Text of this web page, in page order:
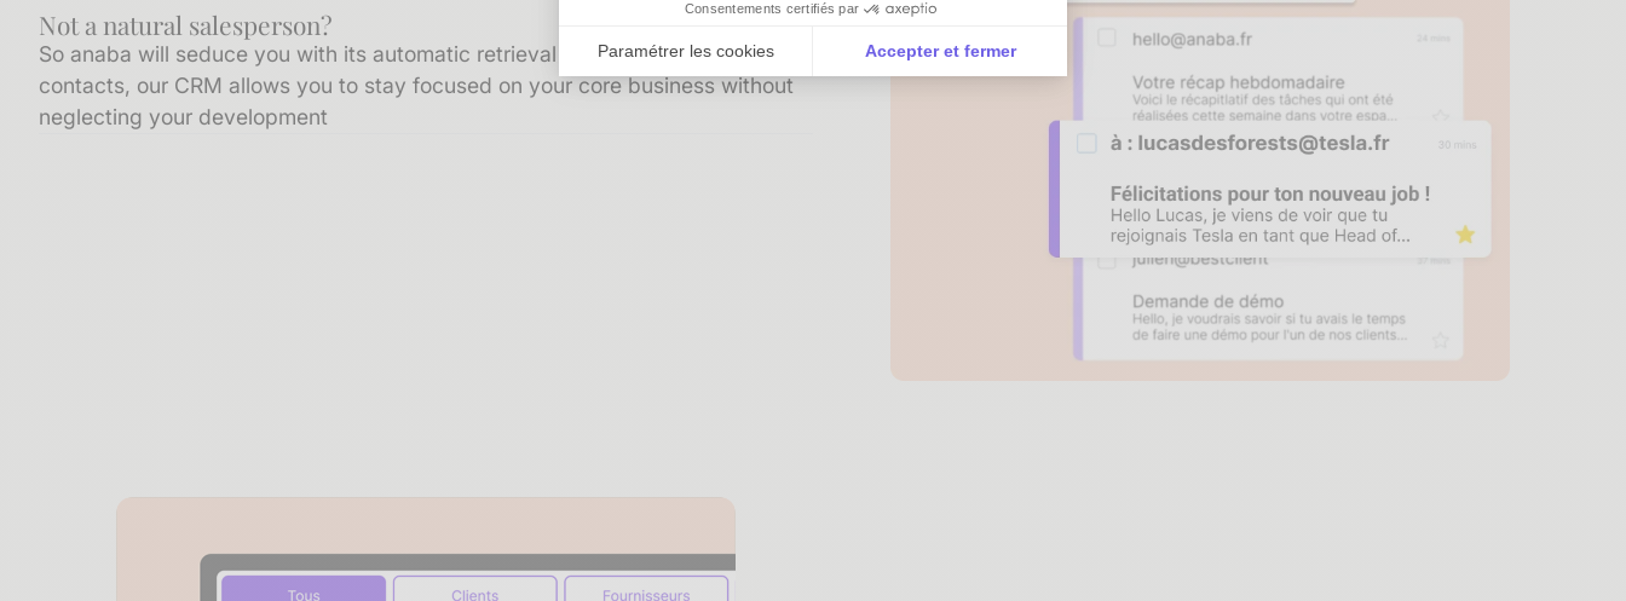
Consentements certifiés par
Paramétrer les cookies Accepter et fermer
Axeptio consent
Plateforme de Gestion du Consentement : Personnalisez vos Options
Notre plateforme vous permet d'adapter et de gérer vos paramètres de confidentialité, en garantissant la
Not a natural salesperson?
So anaba will seduce you with its automatic retrieval and updating of
contacts, our CRM allows you to stay focused on your core business without
neglecting your development